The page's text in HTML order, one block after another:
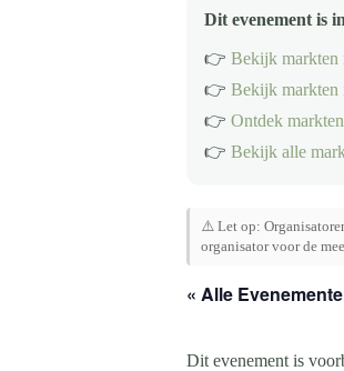
Dit evenement is
👉 Bekijk markten
👉 Bekijk markten
👉 Ontdek
👉 Bekijk alle
⚠️ Let op:
organisator voor de
« Alle
Dit evenement is